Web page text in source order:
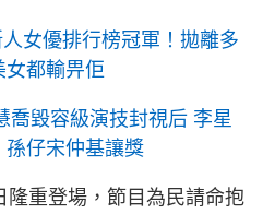
女優排行榜冠軍！拋離多
女都輸畀佢
喬毀容級演技封視后 李星
孫仔宋仲基讓獎
隆重登場，節目為民請命抱